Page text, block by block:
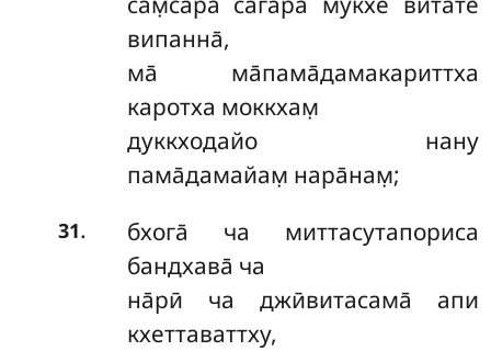
випанна̄,
ма̄ ма̄пама̄дамакариттха
каротха моккхам̣
дуккходайо нану
пама̄дамайам̣ нара̄нам̣;
31.
бхога̄ ча миттасутапориса
бандхава̄ ча
на̄рӣ ча джӣвитасама̄ апи
кхеттаваттху,